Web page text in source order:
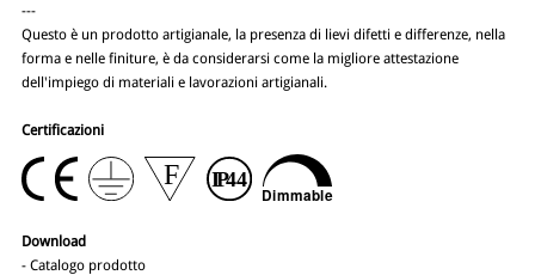
---
Questo è un prodotto artigianale, la presenza di lievi difetti e differenze, nella
forma e nelle finiture, è da considerarsi come la migliore attestazione
dell'impiego di materiali e lavorazioni artigianali.
Certificazioni
Download
- Catalogo prodotto